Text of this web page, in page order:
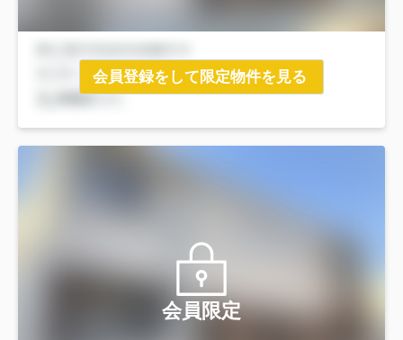
会員登録をして限定物件を見る
会員限定